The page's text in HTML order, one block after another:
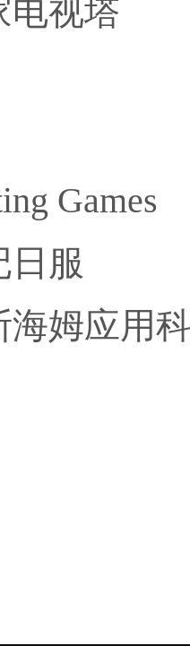
电视塔
Games
日服
海姆应用